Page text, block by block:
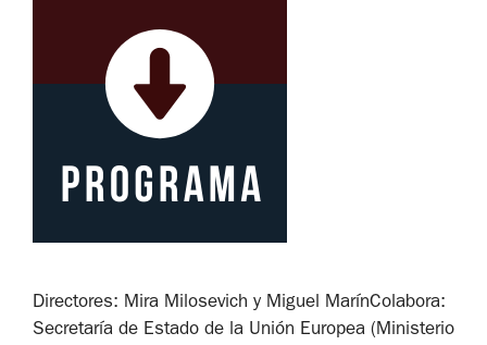
Directores: Mira Milosevich y Miguel MarínColabora:
Secretaría de Estado de la Unión Europea (Ministerio